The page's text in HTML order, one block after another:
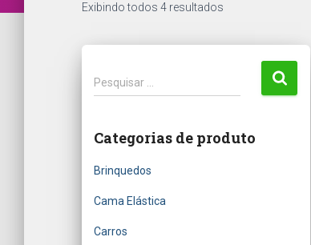
Exibindo todos 4 resultados
P
e
u
i
a
p
Pesquisar …
Categorias de produto
Brinquedos
Cama Elástica
Carros